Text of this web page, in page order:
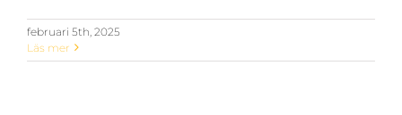
februari 5th, 2025
Läs mer